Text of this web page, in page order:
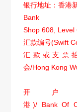
银行地址：香港
Bank
Shop 608, Level
汇款编号(Swift
汇款或支票
会/Hong Kong
开 户
港)/ Bank Of